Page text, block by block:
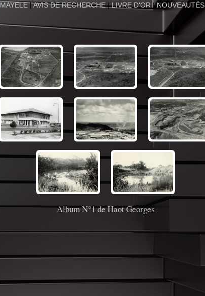
MAYELE|AVIS DE RECHERCHE|LIVRE D'OR |NOUVEAUTÉS
Album N°1 de Haot Georges